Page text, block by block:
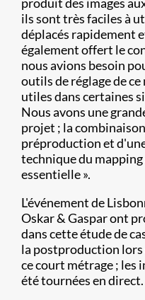
produit des images
ils sont très faciles à
déplacés rapidement
également offert le
nous avions besoin
outils de réglage de
utiles dans certaines
Nous avons une
projet ; la
préproduction et
technique du
essentielle ».
L'événement de
Oskar & Gaspar ont
dans cette étude de
la postproduction lors
ce court métrage ; les
été tournées en direct.